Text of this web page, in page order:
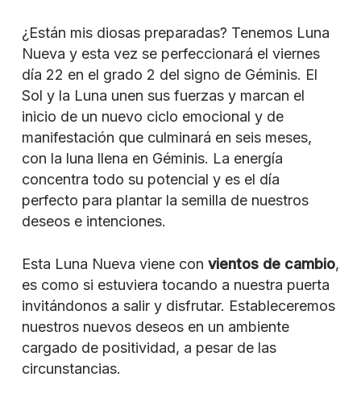
¿Están mis diosas preparadas? Tenemos Luna
Nueva y esta vez se perfeccionará el viernes
día 22 en el grado 2 del signo de Géminis. El
Sol y la Luna unen sus fuerzas y marcan el
inicio de un nuevo ciclo emocional y de
manifestación que culminará en seis meses,
con la luna llena en Géminis. La energía
concentra todo su potencial y es el día
perfecto para plantar la semilla de nuestros
deseos e intenciones.
Esta Luna Nueva viene con vientos de cambio,
es como si estuviera tocando a nuestra puerta
invitándonos a salir y disfrutar. Estableceremos
nuestros nuevos deseos en un ambiente
cargado de positividad, a pesar de las
circunstancias.